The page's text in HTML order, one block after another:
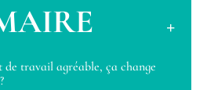
travail agréable, ça change